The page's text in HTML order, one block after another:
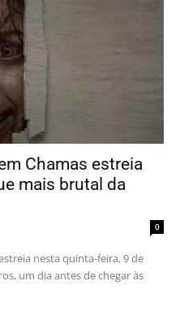
Chamas estreia
mais brutal da
0
nesta quinta-feira, 9 de
um dia antes de chegar às